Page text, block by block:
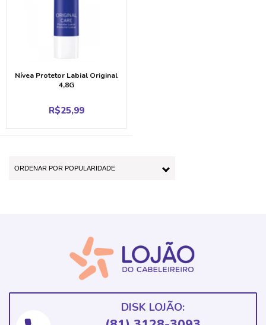
Nívea Protetor Labial Original
4,8G
R$25,99
DISK LOJÃO: